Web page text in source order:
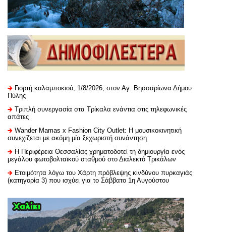
Γιορτή καλαμποκιού, 1/8/2026, στον Αγ. Βησσαρίωνα Δήμου
Πύλης
Τριπλή συνεργασία στα Τρίκαλα ενάντια στις τηλεφωνικές
απάτες
Wander Mamas x Fashion City Outlet: Η μουσικοκινητική
συνεχίζεται με ακόμη μία ξεχωριστή συνάντηση
H Περιφέρεια Θεσσαλίας χρηματοδοτεί τη δημιουργία ενός
μεγάλου φωτοβολταϊκού σταθμού στο Διαλεκτό Τρικάλων
Ετοιμότητα λόγω του Χάρτη πρόβλεψης κινδύνου πυρκαγιάς
(κατηγορία 3) που ισχύει για το Σάββατο 1η Αυγούστου